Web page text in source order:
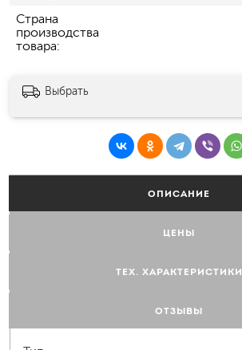
Страна
производства
товара
Выбрать
ОПИСАНИЕ
ЦЕНЫ
ТЕХ. ХАРАКТЕРИСТИКИ
ОТЗЫВЫ